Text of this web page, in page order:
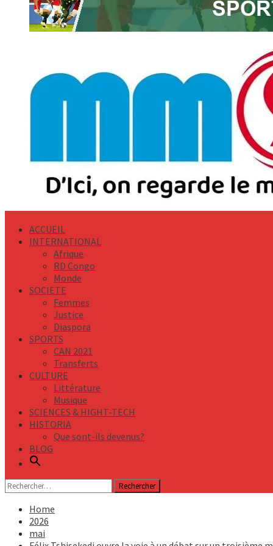
ACCUEIL
INTERNATIONAL
Afrique
RD Congo
Monde
SOCIETE
Femmes
Justice
Diaspora
SPORTS
CAN 2021
Transferts
CULTURE
Littérature
Musique
SCIENCES & HIGHT-TECH
HISTORIA
Que sont-ils devenus?
BLOG
Rechercher :
Home
2026
mai